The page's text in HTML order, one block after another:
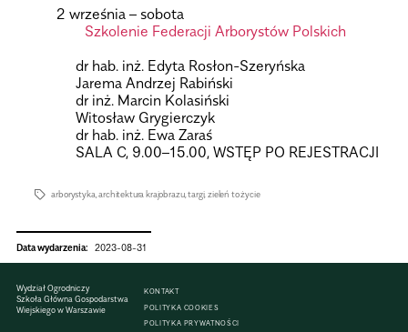
2 wrze­śnia – sobota
Szko­le­nie Fede­ra­cji Arbo­ry­stów Pol­skich
dr hab. inż. Edyta Rosłon-Sze­ryń­ska
Jarema Andrzej Rabiń­ski
dr inż. Mar­cin Kola­siń­ski
Wito­sław Gry­gier­czyk
dr hab. inż. Ewa Zaraś
SALA C, 9.00–15.00, WSTĘP PO REJESTRACJI
arborystyka ,architektura krajobrazu,targi,zieleń to życie
Data wydarzenia: 2023-08-31
Wydział Ogrodniczy
Szkoła Główna Gospodarstwa
Wiejskiego w Warszawie
KONTAKT
POLITYKA COOKIES
POLITYKA PRYWATNOŚCI